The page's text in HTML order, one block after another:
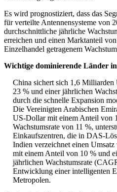
Es wird prognostiziert, dass das
für verteilte Antennensysteme von
durchschnittliche jährliche
erreichen und einen Marktanteil
Einzelhandel getragenem
Wichtige dominierende Länder
China sichert sich 1,6
23 % und einer jährlichen
durch die schnelle Expansion
Die Vereinigten Arabischen
US-Dollar mit einem Anteil von
Wachstumsrate von 11 %,
Einkaufszentren, die in DAS-
Indien verzeichnet einen
mit einem Anteil von 10 % und
jährlichen Wachstumsrate
Entwicklung einer intelligenten
Metropolen.